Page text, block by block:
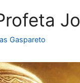
Gaspareto